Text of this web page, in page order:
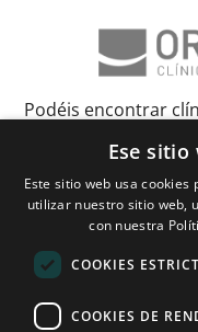
Podéis encontrar
AlbaceteBarcelona
Lérida y Tarragona
Ese
Este sitio web usa
utilizar nuestro sitio web,
con nuestra
COOKIES
COOKIES DE